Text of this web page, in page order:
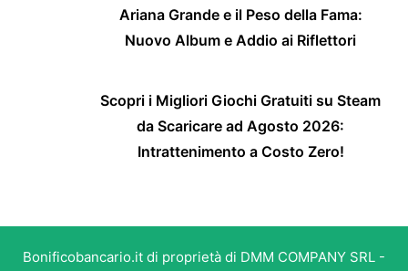
Ariana Grande e il Peso della Fama:
Nuovo Album e Addio ai Riflettori
Scopri i Migliori Giochi Gratuiti su Steam
da Scaricare ad Agosto 2026:
Intrattenimento a Costo Zero!
Bonificobancario.it di proprietà di DMM COMPANY SRL -